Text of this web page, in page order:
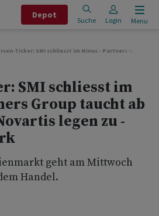
Depot
Suche Login Menu
Ticker: SMI schliesst im Minus - Partners Group
SMI schliesst im
Group taucht ab
legen zu -
geht am Mittwoch
Handel.